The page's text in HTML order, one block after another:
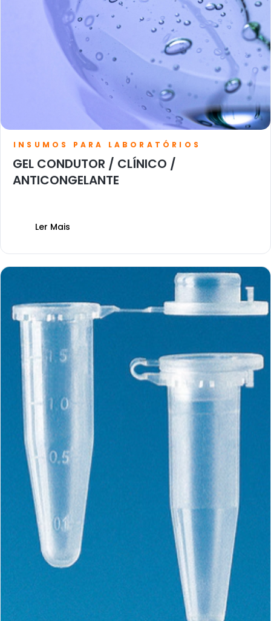
INSUMOS PARA LABORATÓRIOS
GEL CONDUTOR / CLÍNICO /
ANTICONGELANTE
Ler Mais